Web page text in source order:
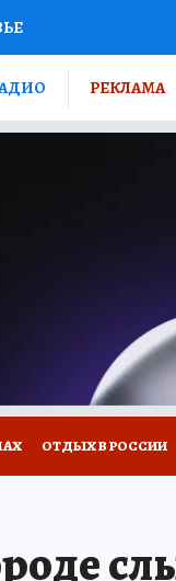
РЕКЛАМА
ОТДЫХ В РОССИИ